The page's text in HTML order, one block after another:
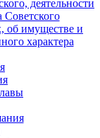
деятельности
Советского
об имуществе и
характера